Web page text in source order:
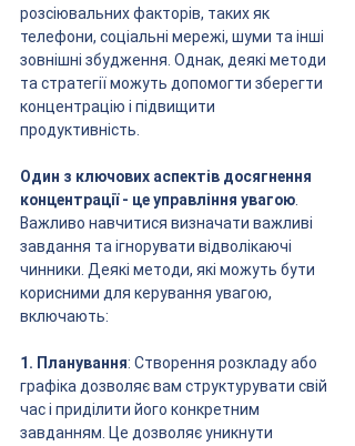
розсіювальних факторів, таких як
телефони, соціальні мережі, шуми та інші
зовнішні збудження. Однак, деякі методи
та стратегії можуть допомогти зберегти
концентрацію і підвищити
продуктивність.
Один з ключових аспектів досягнення
концентрації - це управління увагою
Важливо навчитися визначати важливі
завдання та ігнорувати відволікаючі
чинники. Деякі методи, які можуть бути
корисними для керування увагою,
включають:
1. Планування: Створення розкладу або
графіка дозволяє вам структурувати свій
час і приділити його конкретним
завданням. Це дозволяє уникнути